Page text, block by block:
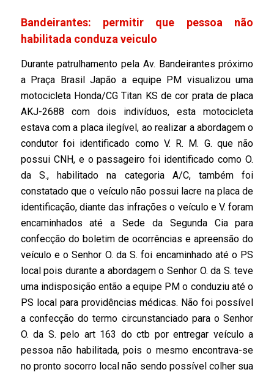
Bandeirantes: permitir que pessoa não
habilitada conduza veiculo
Durante patrulhamento pela Av. Bandeirantes próximo
a Praça Brasil Japão a equipe PM visualizou uma
motocicleta Honda/CG Titan KS de cor prata de placa
AKJ-2688 com dois indivíduos, esta motocicleta
estava com a placa ilegível, ao realizar a abordagem o
condutor foi identificado como V. R. M. G. que não
possui CNH, e o passageiro foi identificado como O.
da S., habilitado na categoria A/C, também foi
constatado que o veículo não possui lacre na placa de
identificação, diante das infrações o veículo e V. foram
encaminhados até a Sede da Segunda Cia para
confecção do boletim de ocorrências e apreensão do
veículo e o Senhor O. da S. foi encaminhado até o PS
local pois durante a abordagem o Senhor O. da S. teve
uma indisposição então a equipe PM o conduziu até o
PS local para providências médicas. Não foi possível
a confecção do termo circunstanciado para o Senhor
O. da S. pelo art 163 do ctb por entregar veículo a
pessoa não habilitada, pois o mesmo encontrava-se
no pronto socorro local não sendo possível colher sua